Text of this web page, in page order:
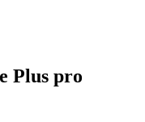
Plus pro